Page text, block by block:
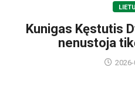
Kunigas Kęstutis
nenustoja